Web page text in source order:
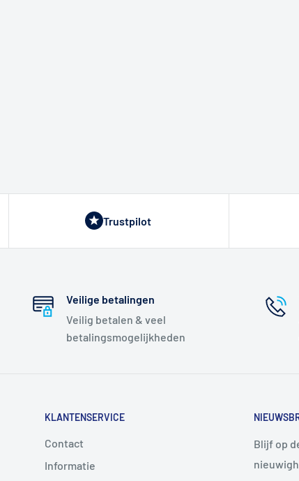
Trustpilot
Veilige betalingen
Veilig betalen & veel
betalingsmogelijkheden
KLANTENSERVICE
Contact
Informatie
Blijf op